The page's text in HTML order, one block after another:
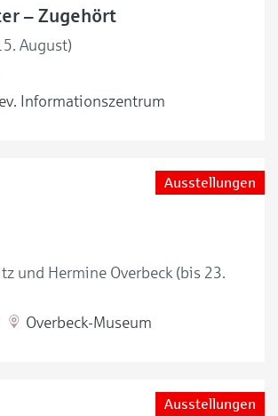
– Zugehört
August)
Informationszentrum
Ausstellungen
und Hermine Overbeck (bis 23.
Overbeck-Museum
Ausstellungen